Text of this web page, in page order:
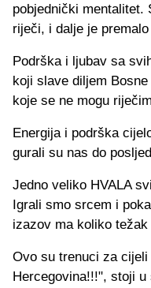
pobjednički mentalitet.
riječi, i dalje je
Podrška i ljubav sa
koji slave diljem
koje se ne mogu
Energija i podrška
gurali su nas do
Jedno veliko HVALA
Igrali smo srcem i
izazov ma koliko
Ovo su trenuci za
Hercegovina!!!", stoji